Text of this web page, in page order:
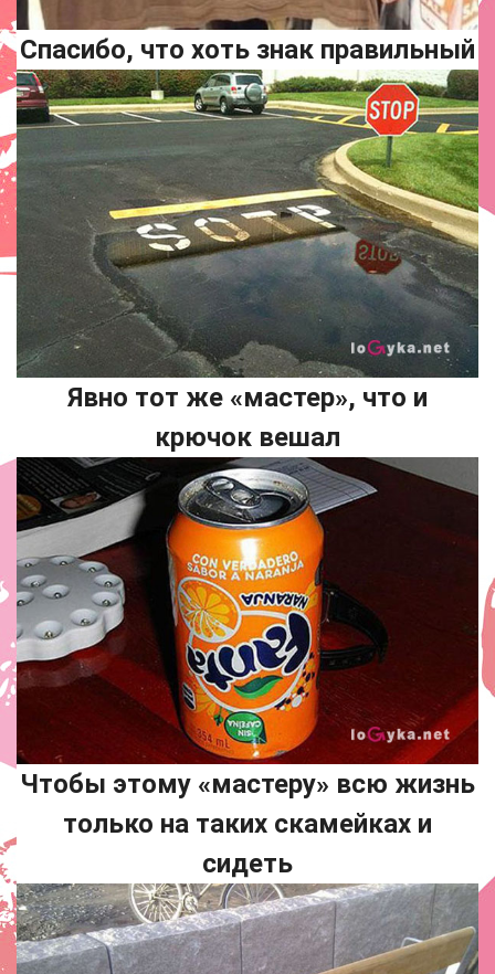
Спасибо, что хоть знак правильный
Явно тот же «мастер», что и
крючок вешал
Чтобы этому «мастеру» всю жизнь
только на таких скамейках и
сидеть